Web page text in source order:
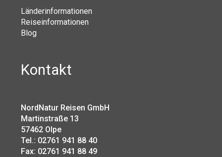
Länderinformationen
Reiseinformationen
Blog
Kontakt
NordNatur Reisen GmbH
Martinstraße 13
57462 Olpe
Tel.: 02761 941 88 40
Fax: 02761 941 88 49